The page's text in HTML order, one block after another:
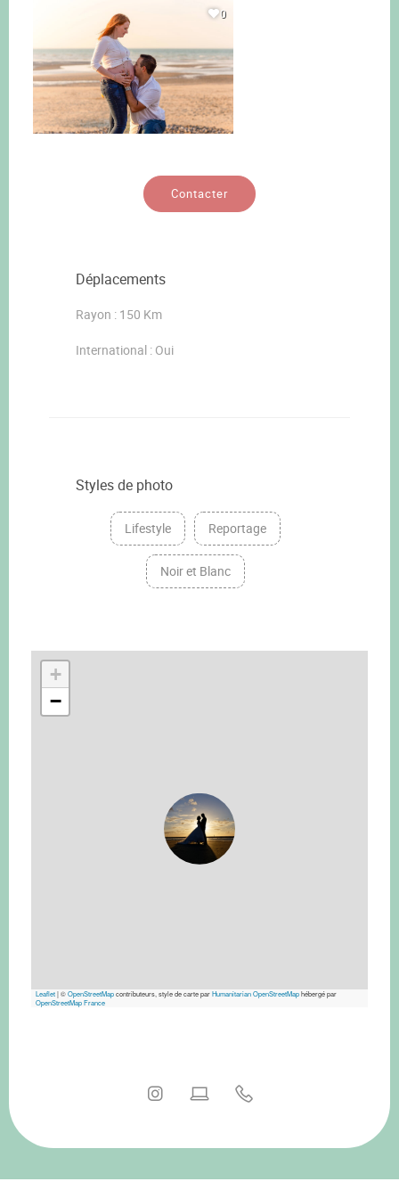
0
Contacter
Déplacements
Rayon : 150 Km
International : Oui
Styles de photo
Lifestyle Reportage
Noir et Blanc
+
−
Leaflet|©OpenStreetMapcontributeurs, style de carte parHumanitarian OpenStreetMaphébergé par
OpenStreetMap France